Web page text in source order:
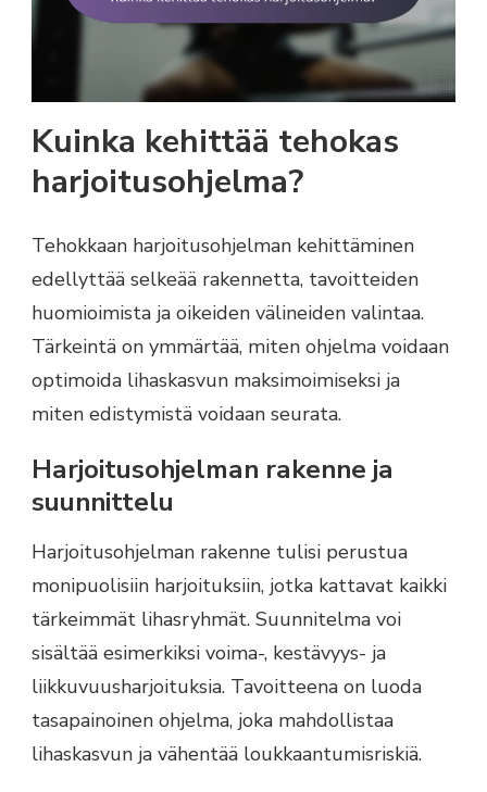
Kuinka kehittää tehokas
harjoitusohjelma?
Tehokkaan harjoitusohjelman kehittäminen
edellyttää selkeää rakennetta, tavoitteiden
huomioimista ja oikeiden välineiden valintaa.
Tärkeintä on ymmärtää, miten ohjelma voidaan
optimoida lihaskasvun maksimoimiseksi ja
miten edistymistä voidaan seurata.
Harjoitusohjelman rakenne ja
suunnittelu
Harjoitusohjelman rakenne tulisi perustua
monipuolisiin harjoituksiin, jotka kattavat kaikki
tärkeimmät lihasryhmät. Suunnitelma voi
sisältää esimerkiksi voima-, kestävyys- ja
liikkuvuusharjoituksia. Tavoitteena on luoda
tasapainoinen ohjelma, joka mahdollistaa
lihaskasvun ja vähentää loukkaantumisriskiä.